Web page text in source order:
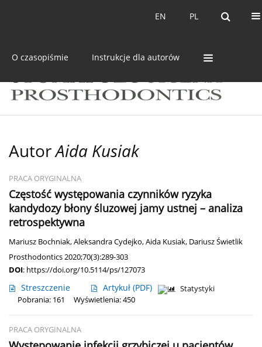
PL
EN PL
EN
O czasopiśmie Instrukcje dla autorów
AutorAida Kusiak
PRACA ORYGINALNA
Częstość występowania czynników ryzyka
kandydozy błony śluzowej jamy ustnej – analiza
retrospektywna
Mariusz Bochniak,Aleksandra Cydejko,Aida Kusiak, Dariusz Świetlik
Prosthodontics 2020;70(3):289-303
DOI: https://doi.org/10.5114/ps/127073
Streszczenie Artykuł (PDF)
Statystyki
Pobrania: 161
Wyświetlenia: 450
PRACA ORYGINALNA